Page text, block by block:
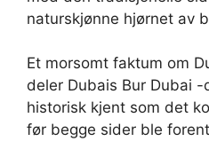
naturskjønne hjørnet av
Et morsomt faktum om
deler Dubais Bur Dubai
historisk kjent som det
før begge sider ble